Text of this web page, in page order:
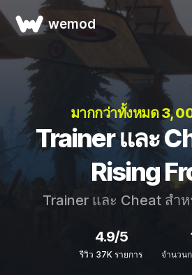
wemod
มากกว่าทั้งหมด 3,
Trainer และ
Rising
Trainer และ Cheat สำ
4.9/5
รีวิว 37K รายการ จำนวน